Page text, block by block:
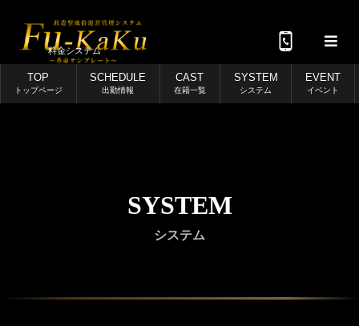
料金システム
TOP
トップページ
SCHEDULE
出勤情報
CAST
在籍一覧
SYSTEM
システム
EVENT
イベント
SYSTEM
システム